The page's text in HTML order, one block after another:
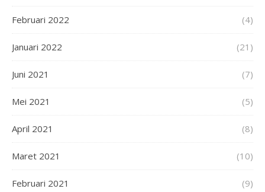
Februari 2022 (4)
Januari 2022 (21)
Juni 2021 (7)
Mei 2021 (5)
April 2021 (8)
Maret 2021 (10)
Februari 2021 (9)